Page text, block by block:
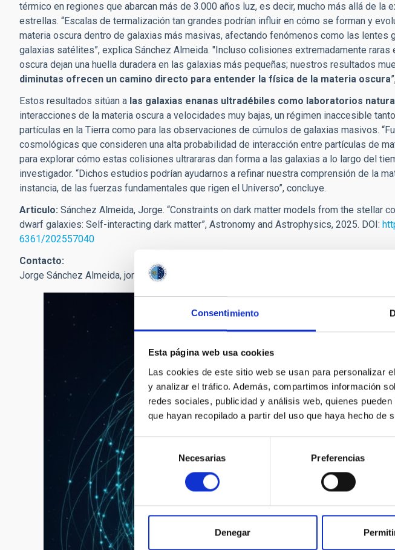
Consentimiento
Esta página web usa cookies
Las cookies de este sitio web se usan para personalizar
y analizar el tráfico. Además, compartimos información
redes sociales, publicidad y análisis web, quienes
que hayan recopilado a partir del uso que haya hecho de
de
consentimiento
Necesarias Preferencias
Denegar
térmico en regiones que abarcan más de 3.000 años luz, es decir, mucho más allá de la
estrellas. “Escalas de termalización tan grandes podrían influir en cómo se forman y
materia oscura dentro de galaxias más masivas, afectando fenómenos como las lentes
galaxias satélites”, explica Sánchez Almeida. "Incluso colisiones extremadamente raras
oscura dejan una huella duradera en las galaxias más pequeñas; nuestros resultados
diminutas ofrecen un camino directo para entender la física de la materia oscura
Estos resultados sitúan a las galaxias enanas ultradébiles como laboratorios
interacciones de la materia oscura a velocidades muy bajas, un régimen inaccesible
partículas en la Tierra como para las observaciones de cúmulos de galaxias masivos.
cosmológicas que consideren una alta probabilidad de interacción entre partículas de
para explorar cómo estas colisiones ultrararas dan forma a las galaxias a lo largo del
investigador. “Dichos estudios podrían ayudarnos a refinar nuestra comprensión de la
instancia, de las fuerzas fundamentales que rigen el Universo”, concluye.
Articulo: Sánchez Almeida, Jorge. “Constraints on dark matter models from the stellar
dwarf galaxies: Self-interacting dark matter”, Astronomy and Astrophysics, 2025. DOI:
6361/202557040
Contacto:
Jorge Sánchez Almeida, jorge.sanchez.almeida